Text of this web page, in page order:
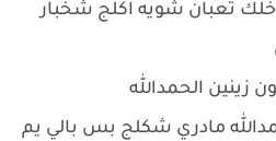
خلك تعبان شويه اكلج شخبار
زينين الحمدالله
مادري شكلج بس بالي يم